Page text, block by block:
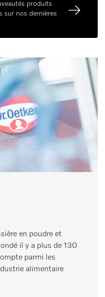
produits
sur nos dernières
en poudre et
il y a plus de 130
parmi les
alimentaire